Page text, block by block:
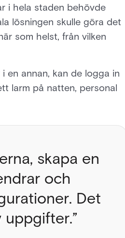
i hela staden behövde
lösningen skulle göra det
som helst, från vilken
en annan, kan de logga in
larm på natten, personal
skapa en
och
Det